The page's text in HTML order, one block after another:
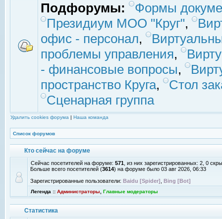
Подфорумы:
Формы
Президиум МОО "Круг",
офис - персонал,
проблемы управления,
- финансовые вопросы,
пространство Круга,
Стол
Сценарная группа
Удалить cookies форума | Наша команда
Список форумов
Кто сейчас на форуме
Сейчас посетителей на форуме: 571 , из них зарегистрированных: 2, 0
Больше всего посетителей (3614) на форуме было 03 авг 2026, 06:33
Зарегистрированные пользователи: Baidu [Spider] Bing [Bot]
Легенда :: Администраторы Главные модераторы
Статистика